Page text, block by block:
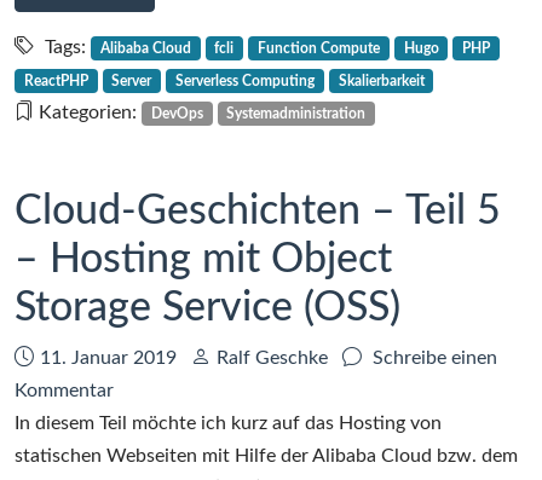
in
der
Alibaba
Cloud
Cloud-
Geschichten
–
Teil
Serverless
Computing
in
der
Alibaba
mit
Tags: Alibaba Cloud fcli Function Compute Hugo PHP
ReactPHP Server Serverless Computing Skalierbarkeit
Kategorien: DevOps Systemadministration
Cloud-Geschichten – Teil 5
– Hosting mit Object
Storage Service (OSS)
Datum:
11. Januar 2019 Autor:
Ralf Geschke
Schreibe einen
Kommentarzu
Cloud-
Geschichten
In diesem Teil möchte ich kurz auf das Hosting von
statischen Webseiten mit Hilfe der Alibaba Cloud bzw. dem